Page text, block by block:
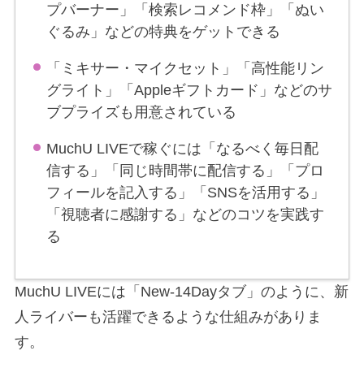
プバーナー」「検索レコメンド枠」「ぬい
ぐるみ」などの特典をゲットできる
「ミキサー・マイクセット」「高性能リン
グライト」「Appleギフトカード」などのサ
ブプライズも用意されている
MuchU LIVEで稼ぐには「なるべく毎日配
信する」「同じ時間帯に配信する」「プロ
フィールを記入する」「SNSを活用する」
「視聴者に感謝する」などのコツを実践す
る
MuchU LIVEには「New-14Dayタブ」のように、新
人ライバーも活躍できるような仕組みがありま
す。